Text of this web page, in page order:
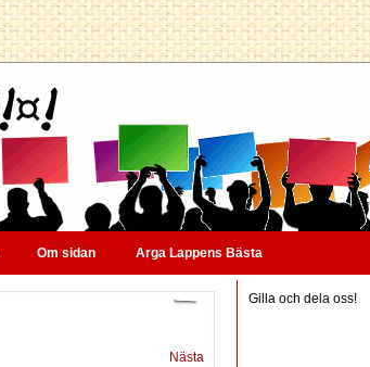
Om sidan Arga Lappens Bästa
Nästa
Gilla och dela oss!